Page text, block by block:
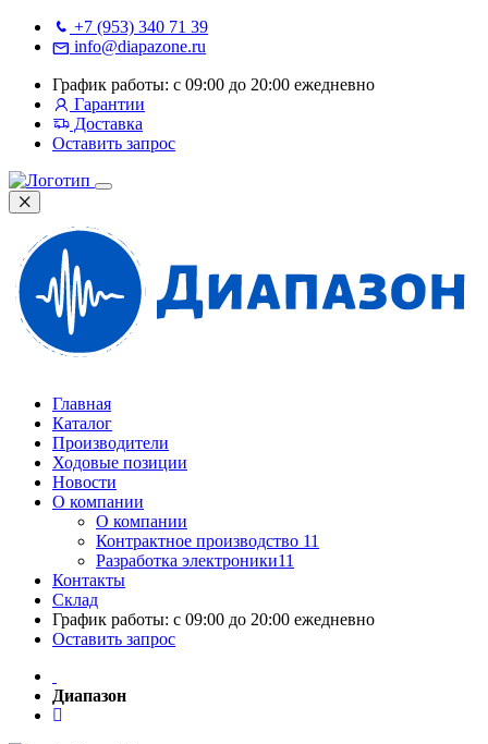
+7 (953) 340 71 39
info@diapazone.ru
График работы: с 09:00 до 20:00 ежедневно
Гарантии
Доставка
Оставить запрос
Главная
Каталог
Производители
Ходовые позиции
Новости
О компании
О компании
Контрактное производство 11
Разработка электроники11
Контакты
Склад
График работы: с 09:00 до 20:00 ежедневно
Оставить запрос
Диапазон